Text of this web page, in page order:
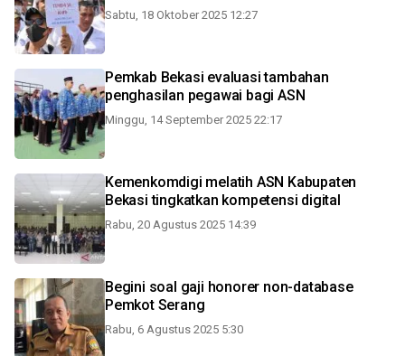
Sabtu, 18 Oktober 2025 12:27
Pemkab Bekasi evaluasi tambahan
penghasilan pegawai bagi ASN
Minggu, 14 September 2025 22:17
Kemenkomdigi melatih ASN Kabupaten
Bekasi tingkatkan kompetensi digital
Rabu, 20 Agustus 2025 14:39
Begini soal gaji honorer non-database
Pemkot Serang
Rabu, 6 Agustus 2025 5:30